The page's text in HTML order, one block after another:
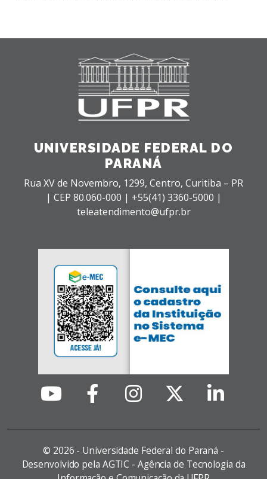
UNIVERSIDADE FEDERAL DO
PARANÁ
Rua XV de Novembro, 1299, Centro, Curitiba – PR
| CEP 80.060-000 | +55(41) 3360-5000 |
teleatendimento@ufpr.br
© 2026 - Universidade Federal do Paraná -
Desenvolvido pela AGTIC - Agência de Tecnologia da